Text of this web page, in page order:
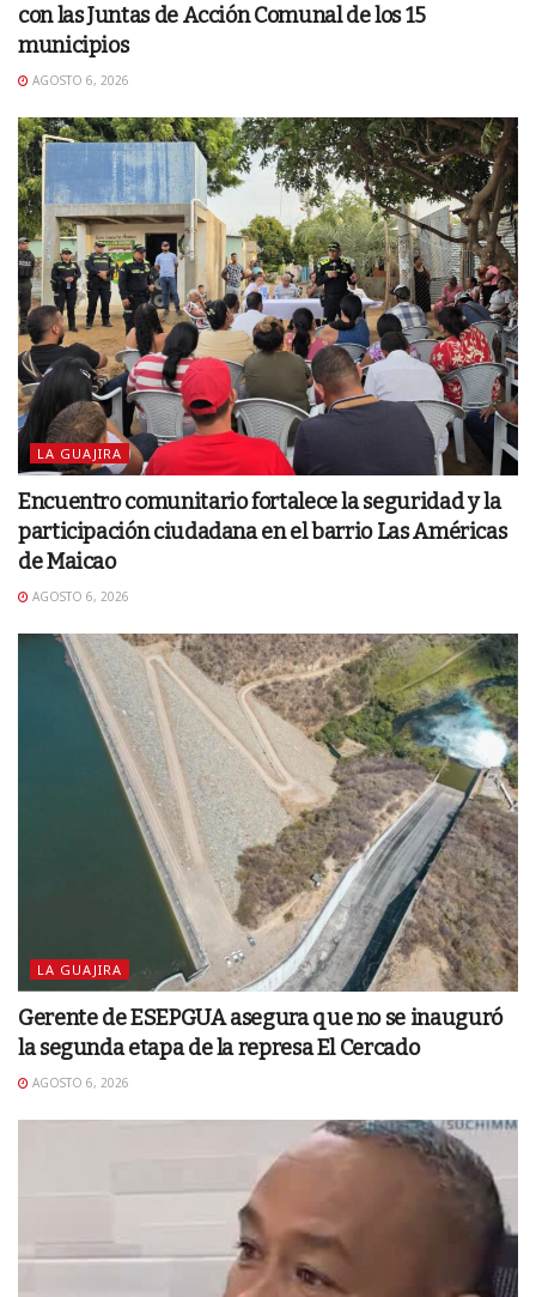
con las Juntas de Acción Comunal de los 15
municipios
AGOSTO 6, 2026
LA GUAJIRA
Encuentro comunitario fortalece la seguridad y la
participación ciudadana en el barrio Las Américas
de Maicao
AGOSTO 6, 2026
LA GUAJIRA
Gerente de ESEPGUA asegura que no se inauguró
la segunda etapa de la represa El Cercado
AGOSTO 6, 2026